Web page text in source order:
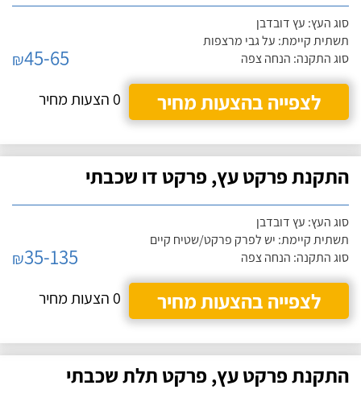
סוג העץ: עץ דובדבן
תשתית קיימת: על גבי מרצפות
סוג התקנה: הנחה צפה
₪45-65
לצפייה בהצעות מחיר
0 הצעות מחיר
התקנת פרקט עץ, פרקט דו שכבתי
סוג העץ: עץ דובדבן
תשתית קיימת: יש לפרק פרקט/שטיח קיים
סוג התקנה: הנחה צפה
₪35-135
לצפייה בהצעות מחיר
0 הצעות מחיר
התקנת פרקט עץ, פרקט תלת שכבתי